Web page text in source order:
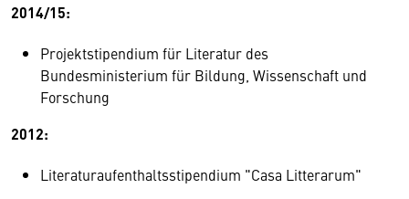
2014/15:
Projektstipendium für Literatur des
Bundesministerium für Bildung, Wissenschaft und
Forschung
2012:
Literaturaufenthaltsstipendium "Casa Litterarum"